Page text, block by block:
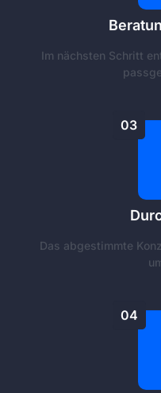
Im nächsten Schritt
03
Das abgestimmte
04